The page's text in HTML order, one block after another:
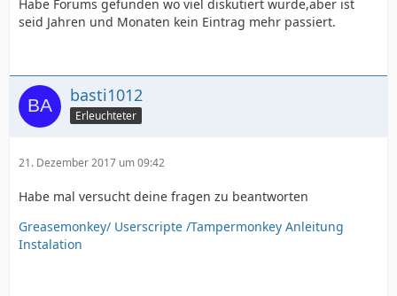
Habe Forums gefunden wo viel diskutiert wurde,aber ist
seid Jahren und Monaten kein Eintrag mehr passiert.
basti1012
Erleuchteter
21. Dezember 2017 um 09:42
Habe mal versucht deine fragen zu beantworten
Greasemonkey/ Userscripte /Tampermonkey Anleitung
Instalation